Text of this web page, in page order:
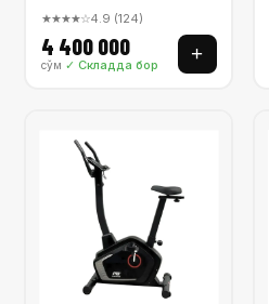
★★★★☆4.9 (124)
4 400 000
сўм ✓ Складда бор
+